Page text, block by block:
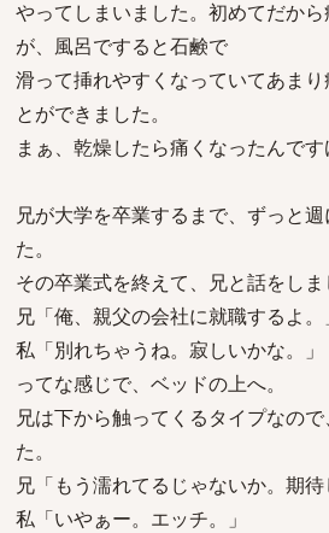
やってしまいました。初めてだか
が、風呂ですると石鹸で
滑って挿れやすくなっていてあま
とができました。
まぁ、乾燥したら痛くなったんです
兄が大学を卒業するまで、ずっと
た。
その卒業式を終えて、兄と話をしま
兄「俺、親父の会社に就職するよ。
私「別れちゃうね。寂しいかな。」
ってな感じで、ベッドの上へ。
兄は下から触ってくるタイプなの
た。
兄「もう濡れてるじゃないか。期待
私「いやぁー。エッチ。」